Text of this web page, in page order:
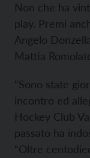
Non che ha
play. Premi
Angelo
Mattia
“Sono state
incontro ed
Hockey Club
passato ha
“Oltre